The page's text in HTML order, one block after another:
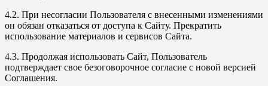
4.2. При несогласии Пользователя с внесенными изменениями
он обязан отказаться от доступа к Сайту. Прекратить
использование материалов и сервисов Сайта.
4.3. Продолжая использовать Сайт, Пользователь
подтверждает свое безоговорочное согласие с новой версией
Соглашения.